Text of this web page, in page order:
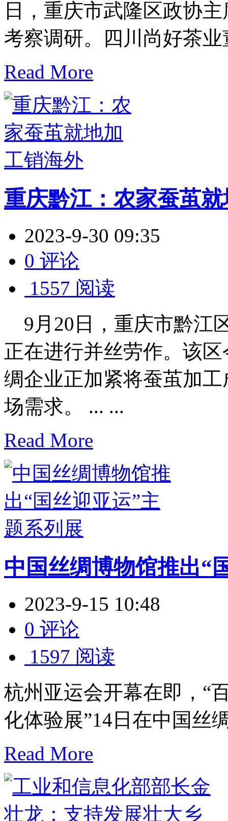
日，重庆市武隆区政协
考察调研。四川尚好茶
Read More
重庆黔江：农家蚕茧
2023-9-30 09:35
0 评论
1557 阅读
9月20日，重庆市黔江
正在进行并丝劳作。该
绸企业正加紧将蚕茧加
场需求。 ... ...
Read More
中国丝绸博物馆推出“
2023-9-15 10:48
0 评论
1597 阅读
杭州亚运会开幕在即，“
化体验展”14日在中国丝
Read More